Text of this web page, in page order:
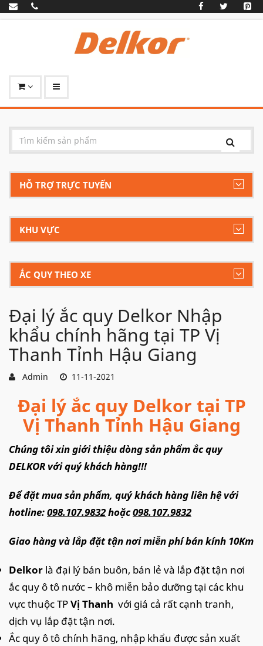
HỖ TRỢ TRỰC TUYẾN
KHU VỰC
ẮC QUY THEO XE
Đại lý ắc quy Delkor Nhập
khẩu chính hãng tại TP Vị
Thanh Tỉnh Hậu Giang
Admin 11-11-2021
Đại lý ắc quy Delkor tại TP
Vị Thanh Tỉnh Hậu Giang
Chúng tôi xin giới thiệu dòng sản phẩm ắc quy
DELKOR với quý khách hàng!!!
Để đặt mua sản phẩm, quý khách hàng liên hệ với
hotline:098.107.9832hoặc098.107.9832
Giao hàng và lắp đặt tận nơi miễn phí bán kính 10Km
Delkor là đại lý bán buôn, bán lẻ và lắp đặt tận nơi
ắc quy ô tô nước – khô miễn bảo dưỡng tại các khu
vực thuộc TPVị Thanh với giá cả rất cạnh tranh,
dịch vụ lắp đặt tận nơi.
Ắc quy ô tô chính hãng, nhập khẩu được sản xuất